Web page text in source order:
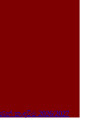
2026/2027